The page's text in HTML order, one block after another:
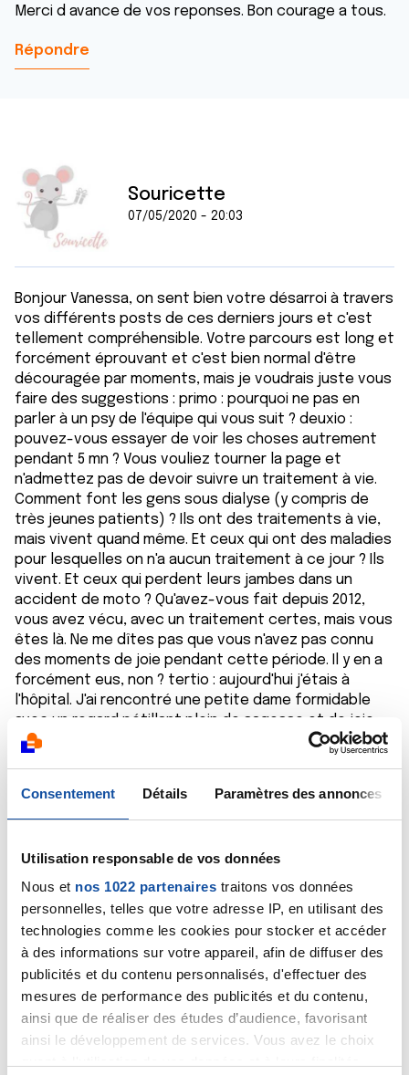
Consentement Détails Paramètres des annonces
Utilisation responsable de vos données
Nous et nos 1022 partenaires traitons vos données
personnelles, telles que votre adresse IP, en utilisant des
technologies comme les cookies pour stocker et accéder
à des informations sur votre appareil, afin de diffuser des
publicités et du contenu personnalisés, d'effectuer des
mesures de performance des publicités et du contenu,
ainsi que de réaliser des études d’audience, favorisant
ainsi le développement de services. Vous avez le choix
Merci d avance de vos reponses. Bon courage a tous.
Répondre
Souricette
07/05/2020 - 20:03
Bonjour Vanessa, on sent bien votre désarroi à travers
vos différents posts de ces derniers jours et c'est
tellement compréhensible. Votre parcours est long et
forcément éprouvant et c'est bien normal d'être
découragée par moments, mais je voudrais juste vous
faire des suggestions : primo : pourquoi ne pas en
parler à un psy de l'équipe qui vous suit ? deuxio :
pouvez-vous essayer de voir les choses autrement
pendant 5 mn ? Vous vouliez tourner la page et
n'admettez pas de devoir suivre un traitement à vie.
Comment font les gens sous dialyse (y compris de
très jeunes patients) ? Ils ont des traitements à vie,
mais vivent quand même. Et ceux qui ont des maladies
pour lesquelles on n'a aucun traitement à ce jour ? Ils
vivent. Et ceux qui perdent leurs jambes dans un
accident de moto ? Qu'avez-vous fait depuis 2012,
vous avez vécu, avec un traitement certes, mais vous
êtes là. Ne me dîtes pas que vous n'avez pas connu
des moments de joie pendant cette période. Il y en a
forcément eus, non ? tertio : aujourd'hui j'étais à
l'hôpital. J'ai rencontré une petite dame formidable
avec un regard pétillant plein de sagesse et de joie
de vivre. On a parlé un bon moment pendant nos
Citer
Sosi92
09/05/2020 - 21:24